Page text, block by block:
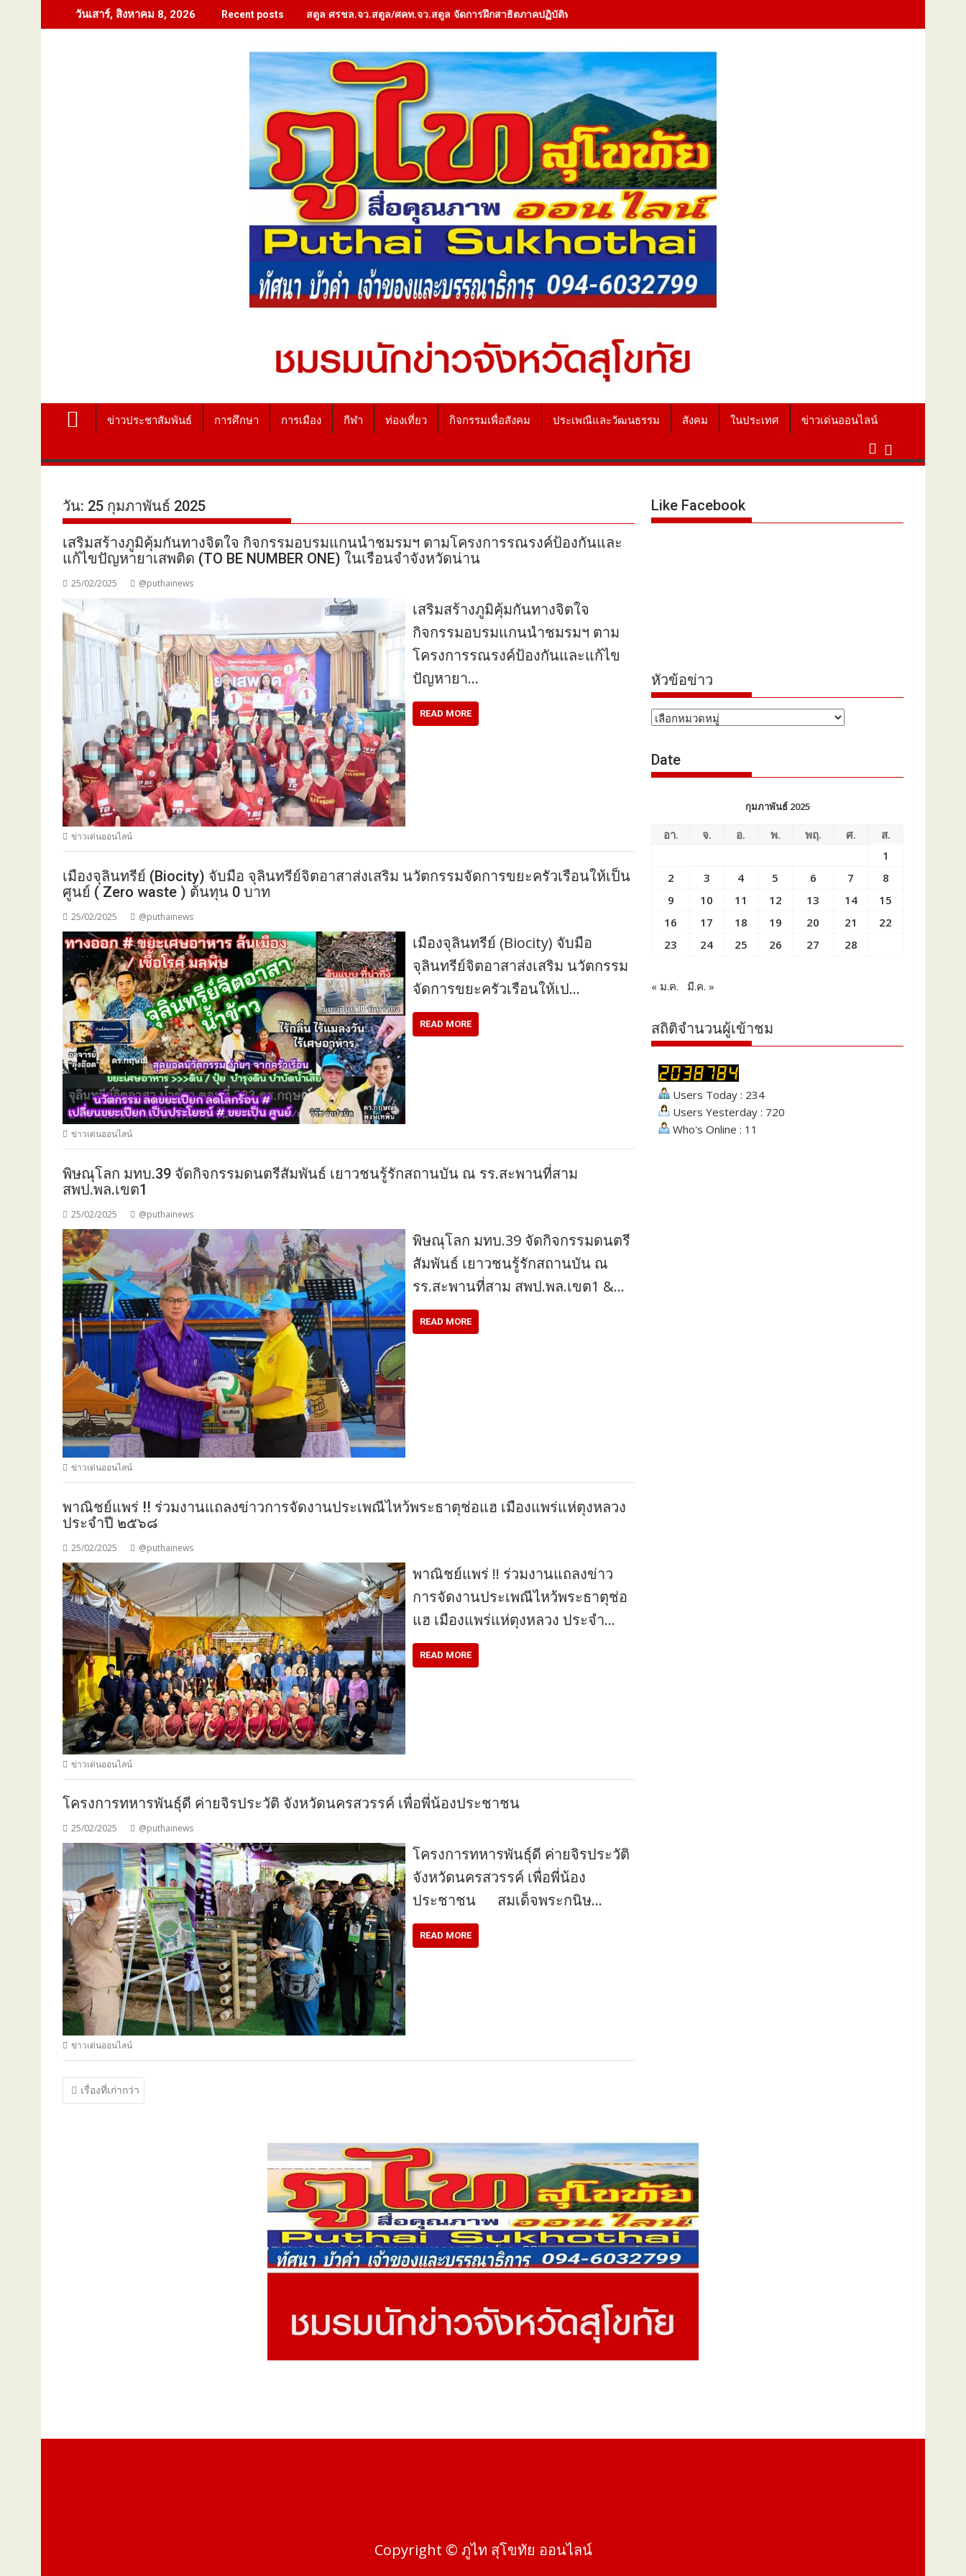
to
วันเสาร์, สิงหาคม 8, 2026 Recent posts สตูล ศรชล.จว.สตูล/ศคท.จว.สตูล จัดการฝึกสาธิตภาคปฏิบัติทางทะเล (Field Training Exercise : FTX) การช่วยเหลือผู้ประสบภัยทางทะเลและการปฏิ
ข่าวประชาสัมพันธ์ การศึกษา การเมือง กีฬา ท่องเที่ยว กิจกรรมเพื่อสังคม ประเพณีและวัฒนธรรม สังคม ในประเทศ ข่าวเด่นออนไลน์
วัน: 25 กุมภาพันธ์ 2025
เสริมสร้างภูมิคุ้มกันทางจิตใจ กิจกรรมอบรมแกนนำชมรมฯ ตามโครงการรณรงค์ป้องกันและ
แก้ไขปัญหายาเสพติด (TO BE NUMBER ONE) ในเรือนจำจังหวัดน่าน
25/02/2025 @puthainews
เสริมสร้างภูมิคุ้มกันทางจิตใจ
กิจกรรมอบรมแกนนำชมรมฯ ตาม
โครงการรณรงค์ป้องกันและแก้ไข
ปัญหายา…
READ MORE
ข่าวเด่นออนไลน์
เมืองจุลินทรีย์ (Biocity) จับมือ จุลินทรีย์จิตอาสาส่งเสริม นวัตกรรมจัดการขยะครัวเรือนให้เป็น
ศูนย์ ( Zero waste ) ต้นทุน 0 บาท
25/02/2025 @puthainews
เมืองจุลินทรีย์ (Biocity) จับมือ
จุลินทรีย์จิตอาสาส่งเสริม นวัตกรรม
จัดการขยะครัวเรือนให้เป…
READ MORE
ข่าวเด่นออนไลน์
พิษณุโลก มทบ.39 จัดกิจกรรมดนตรีสัมพันธ์ เยาวชนรู้รักสถานบัน ณ รร.สะพานที่สาม
สพป.พล.เขต1
25/02/2025 @puthainews
พิษณุโลก มทบ.39 จัดกิจกรรมดนตรี
สัมพันธ์ เยาวชนรู้รักสถานบัน ณ
รร.สะพานที่สาม สพป.พล.เขต1 &…
READ MORE
ข่าวเด่นออนไลน์
พาณิชย์แพร่ !! ร่วมงานแถลงข่าวการจัดงานประเพณีไหว้พระธาตุช่อแฮ​ เมืองแพร่แห่ตุงหลวง​
ประจำปี​ ๒๕๖๘
25/02/2025 @puthainews
พาณิชย์แพร่ !! ร่วมงานแถลงข่าว
การจัดงานประเพณีไหว้พระธาตุช่อ
แฮ​ เมืองแพร่แห่ตุงหลวง​ ประจำ…
READ MORE
ข่าวเด่นออนไลน์
โครงการทหารพันธุ์ดี ค่ายจิรประวัติ จังหวัดนครสวรรค์ เพื่อพี่น้องประชาชน
25/02/2025 @puthainews
โครงการทหารพันธุ์ดี ค่ายจิรประวัติ
จังหวัดนครสวรรค์ เพื่อพี่น้อง
ประชาชน สมเด็จพระกนิษ…
READ MORE
ข่าวเด่นออนไลน์
แนะแนว
เรื่อง
เรื่องที่เก่ากว่า
Like Facebook
หัวข้อข่าว
หัวข้อ
Date
กุมภาพันธ์ 2025
อา. จ. อ. พ. พฤ. ศ.
ส.
1
2
3 4 5 6 7
8
9
10 11 12 13 14
15
16
17 18 19 20 21
22
23
24 25 26 27 28
« ม.ค. มี.ค. »
สถิติจำนวนผู้เข้าชม
Users Today : 234
Users Yesterday : 720
Who's Online : 11
Copyright © ภูไท สุโขทัย ออนไลน์